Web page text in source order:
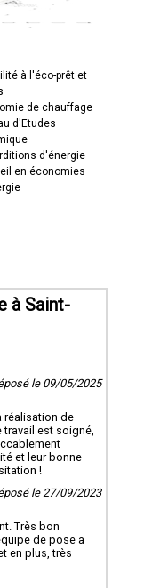
à l'éco-prêt et
de chauffage
d'Etudes
d'énergie
en économies
à Saint-
le 09/05/2025
réalisation de
travail est soigné,
et leur bonne
!
le 27/09/2023
Très bon
de pose a
en plus, très